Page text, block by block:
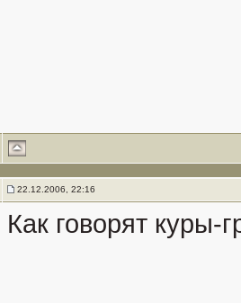
22.12.2006, 22:16
Как говорят куры-